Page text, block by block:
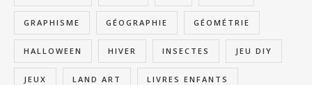
GRAPHISME GÉOGRAPHIE GÉOMÉTRIE
HALLOWEEN HIVER INSECTES JEU DIY
JEUX LAND ART LIVRES ENFANTS